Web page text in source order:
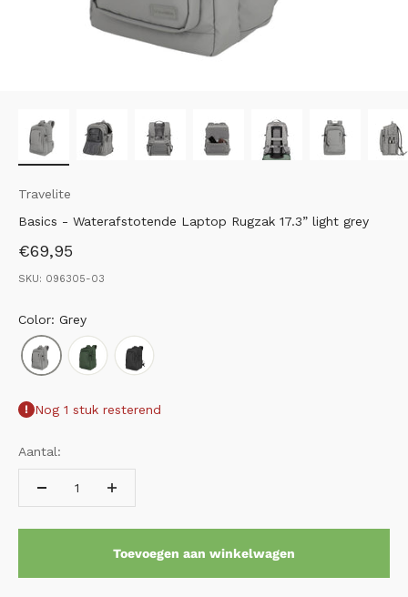
Travelite
Basics - Waterafstotende Laptop Rugzak 17.3” light grey
Aanbiedingsprijs
€69,95
SKU: 096305-03
Color: Grey
Nog 1 stuk resterend
Aantal:
Toevoegen aan winkelwagen